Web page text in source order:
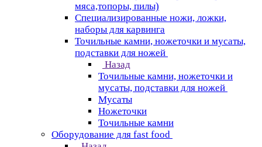
мяса,топоры, пилы)
Специализированные ножи, ложки,
наборы для карвинга
Точильные камни, ножеточки и мусаты,
подставки для ножей
Назад
Точильные камни, ножеточки и
мусаты, подставки для ножей
Мусаты
Ножеточки
Точильные камни
Оборудование для fast food